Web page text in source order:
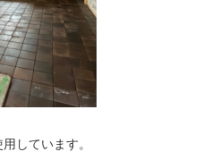
しています。